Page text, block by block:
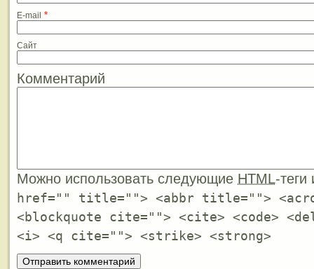
E-mail *
Сайт
Комментарий
Можно использовать следующие HTML-
href="" title=""> <abbr title="">
<blockquote cite=""> <cite> <code>
<i> <q cite=""> <strike> <strong>